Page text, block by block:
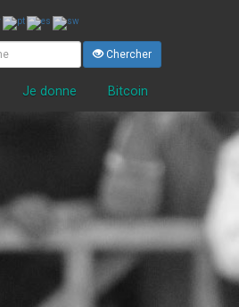
Chercher
Je donne Bitcoin